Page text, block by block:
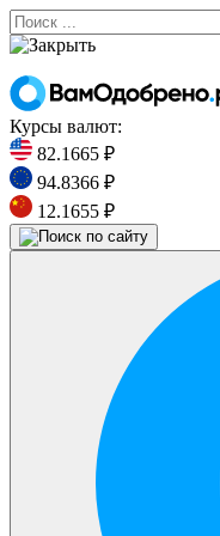
Курсы валют:
82.1665 ₽
94.8366 ₽
12.1655 ₽